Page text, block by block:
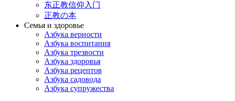
东正教信仰入门
正教の本
Семья и здоровье
Азбука верности
Азбука воспитания
Азбука трезвости
Азбука здоровья
Азбука рецептов
Азбука садовода
Азбука супружества